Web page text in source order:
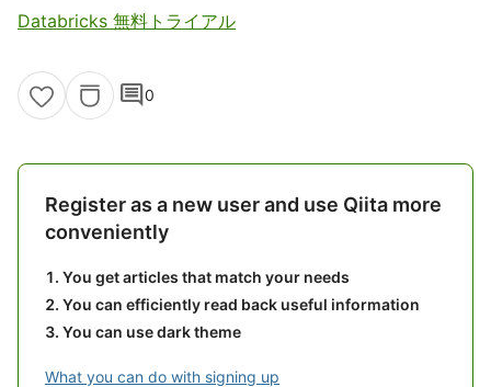
Databricks 無料トライアル
comment0
Register as a new user and use Qiita more
conveniently
You get articles that match your needs
You can efficiently read back useful information
You can use dark theme
What you can do with signing up